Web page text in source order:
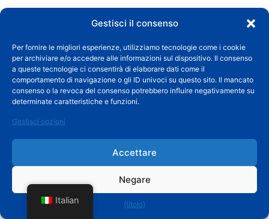
Gestisci il consenso
Per fornire le migliori esperienze, utilizziamo tecnologie come i cookie
per archiviare e/o accedere alle informazioni sul dispositivo. Il consenso
a queste tecnologie ci consentirà di elaborare dati come il
comportamento di navigazione o gli ID univoci su questo sito. Il mancato
consenso o la revoca del consenso potrebbero influire negativamente su
determinate caratteristiche e funzioni.
Gestisci opzioni
Accettare
Negare
{titolo}
necessario riparare o sostituire i pannelli troppo
spesso.
Prezzo al metro
può variare a seconda dei materiali riciclati
utilizzati per produrre il composito. A causa delle
complesse procedure coinvolte nella produzione
di pannelli di recinzione compositi, questi
Italian